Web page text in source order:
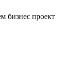
бизнес проект